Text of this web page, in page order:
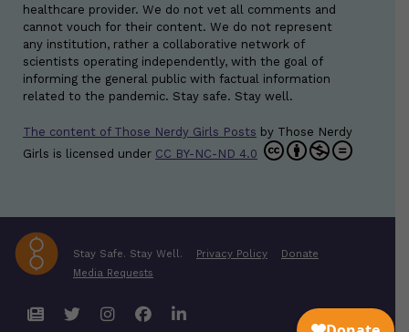
healthcare provider. We do not vet all comments and
cannot vouch for their content. We do not represent
any institution, rather a collaborative network of
scientists operating independently, with the goal of
informing the general public with factual information
related to the pandemic. Stay safe. Stay well.
The content of Those Nerdy Girls Posts by Those Nerdy
Girls is licensed under CC BY-NC-ND 4.0
Stay Safe. Stay Well. Privacy Policy
Donate
Media Requests